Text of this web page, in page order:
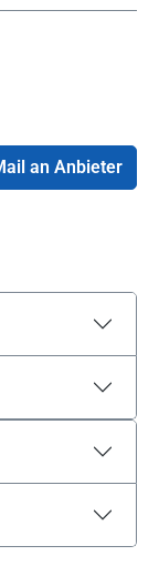
an Anbieter